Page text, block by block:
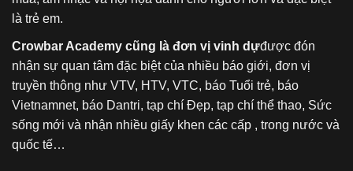
là trẻ em.
Crowbar Academy cũng là đơn vị vinh dựđược đón
nhận sự quan tâm đặc biệt của nhiều báo giới, đơn vị
truyền thông như VTV, HTV, VTC, báo Tuổi trẻ, báo
Vietnamnet, báo Dantri, tạp chí Đẹp, tạp chí thể thao, Sức
sống mới và nhận nhiều giấy khen các cấp , trong nước và
quốc tế…